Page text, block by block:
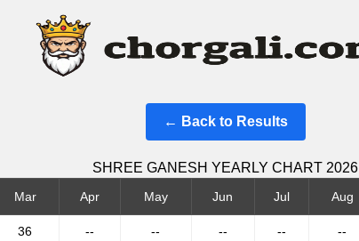
← Back to Results
SHREE GANESH YEARLY CHART 2026
Mar Apr May Jun Jul Aug
36 -- -- -- -- --